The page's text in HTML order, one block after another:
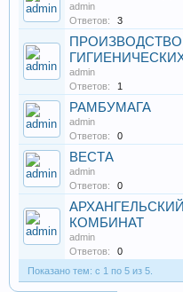
admin
Ответов:
3
admin
Ответов:
1
РАМБУМАГА
admin
Ответов:
0
ВЕСТА
admin
Ответов:
0
КОМБИНАТ
admin
Ответов:
0
Показано тем: с 1 по 5 из 5.